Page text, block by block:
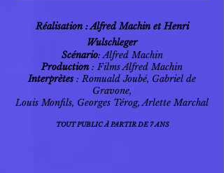
Réalisation: Alfred Machin et Henri
Wulschleger
Scénario: Alfred Machin
Production: Films Alfred Machin
Interprètes : Romuald Joubé, Gabriel de
Gravone,
Louis Monfils, Georges Térog, Arlette Marchal
TOUT PUBLIC À PARTIR DE 7 ANS